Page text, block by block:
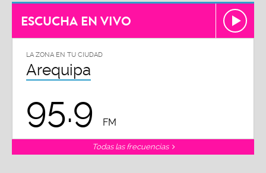
ESCUCHA EN VIVO
LA ZONA EN TU CIUDAD
Arequipa
95.9 FM
Todas las frecuencias